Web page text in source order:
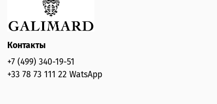
Контакты
+7 (499) 340-19-51
+33 78 73 111 22 WatsApp